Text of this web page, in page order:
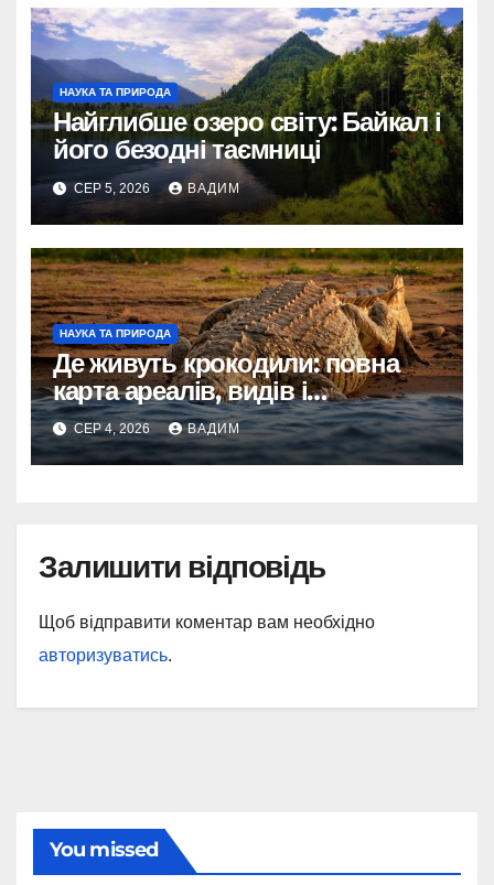
НАУКА ТА ПРИРОДА
Найглибше озеро світу: Байкал і
його безодні таємниці
СЕР 5, 2026 ВАДИМ
НАУКА ТА ПРИРОДА
Де живуть крокодили: повна
карта ареалів, видів і
середовищ існування
СЕР 4, 2026 ВАДИМ
Залишити відповідь
Щоб відправити коментар вам необхідно
авторизуватись.
You missed